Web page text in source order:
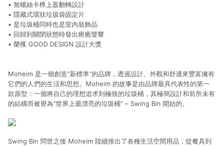
• 無螺絲卡榫上蓋翻轉設計
• 隱藏式環狀垃圾袋固定片
• 是垃圾桶同時也是室內裝飾品
• 回歸到關閉狀態時發出療癒聲響
• 榮獲 GOOD DESIGN 設計大獎
Moheim 是一個創造“新標準”的品牌，透過設計、外觀和舒適來豐富擁有
它們的人們的生活和思想。Moheim 的故事是由品牌最具代表性的第一
款原型：一個將自己的理想追求到極致的垃圾桶，其極簡設計和前所未有
的結構而被譽為“世界上最漂亮的垃圾桶” – Swing Bin 開始的。
Swing Bin 問世之後 Moheim 陸續推出了各種生活空間用品，從餐具到